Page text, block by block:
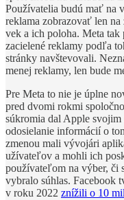
Používatelia budú mať na
reklama zobrazovať len
vek a ich poloha. Meta
zacielené reklamy podľa
stránky navštevovali.
menej reklamy, len bude
Pre Meta to nie je úplne
pred dvomi rokmi
súkromia dal Apple
odosielanie informácií o
zmenou mali vývojári
užívateľov a mohli ich
používateľom na výber, či
vybralo súhlas. Facebook
v roku 2022 znížili o 10